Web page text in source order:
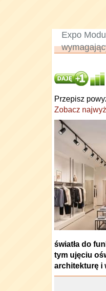
Expo
Przepisz
Zobacz
światła do
tym ujęciu
architekturę i